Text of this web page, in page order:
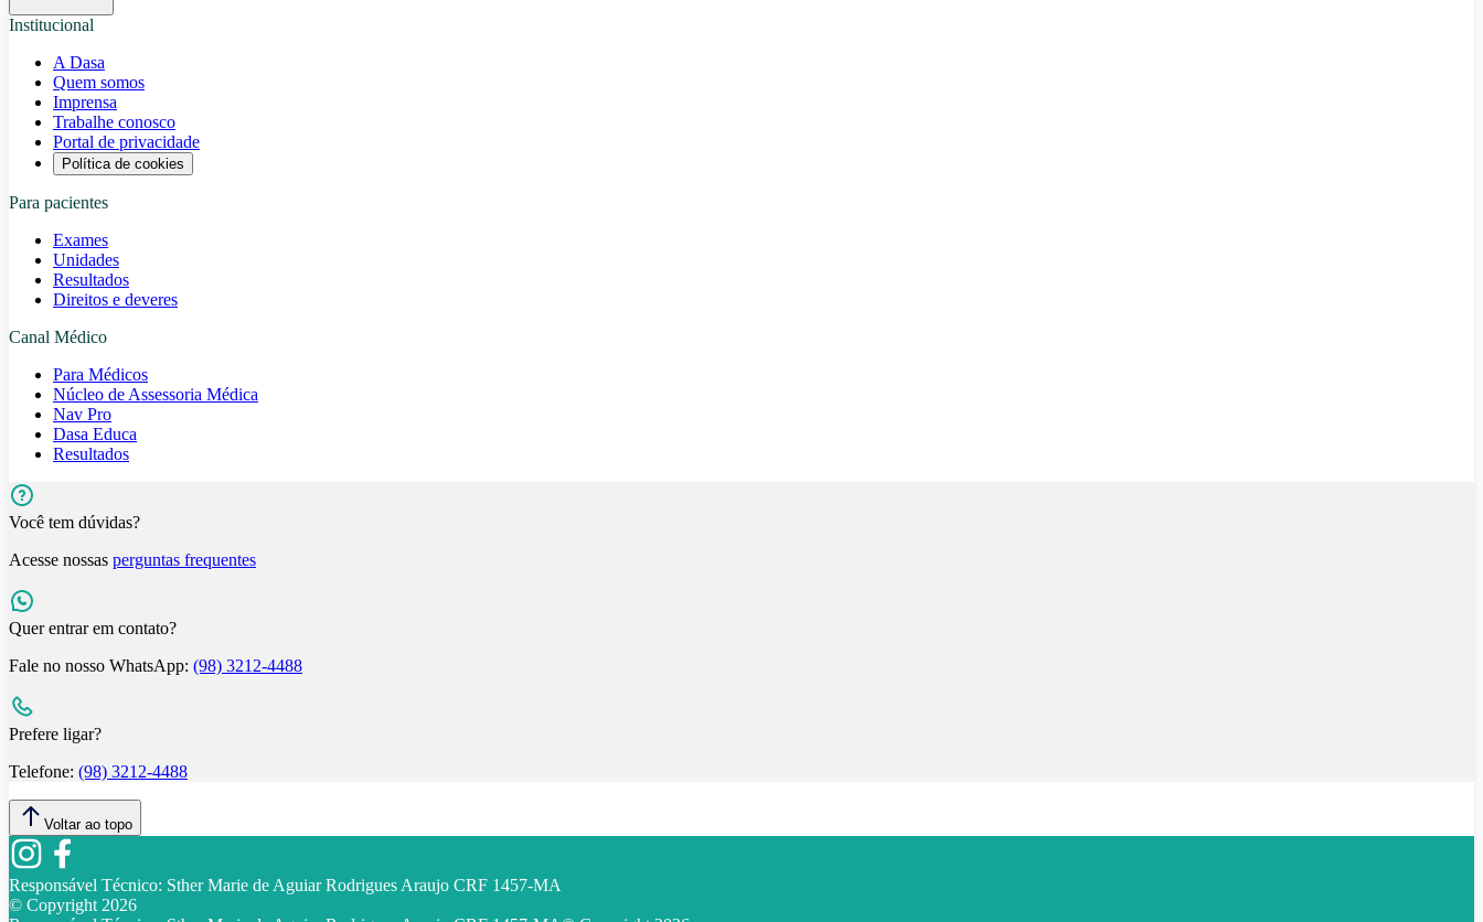
Institucional
A Dasa
Quem somos
Imprensa
Trabalhe conosco
Portal de privacidade
Política de cookies
Para pacientes
Exames
Unidades
Resultados
Direitos e deveres
Canal Médico
Para Médicos
Núcleo de Assessoria Médica
Nav Pro
Dasa Educa
Resultados
Você tem dúvidas?
Acesse nossas perguntas frequentes
Quer entrar em contato?
Fale no nosso WhatsApp: (98) 3212-4488
Prefere ligar?
Telefone: (98) 3212-4488
Voltar ao topo
Responsável Técnico: Sther Marie de Aguiar Rodrigues Araujo CRF 1457-MA
© Copyright 2026